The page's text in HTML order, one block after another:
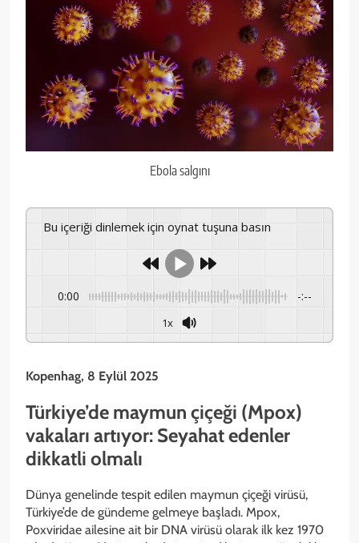
Ebola salgını
Bu içeriği dinlemek için oynat tuşuna basın
0:00 -:--
1x
Kopenhag, 8 Eylül 2025
Türkiye’de maymun çiçeği (Mpox)
vakaları artıyor: Seyahat edenler
dikkatli olmalı
Dünya genelinde tespit edilen maymun çiçeği virüsü,
Türkiye’de de gündeme gelmeye başladı. Mpox,
Poxviridae ailesine ait bir DNA virüsü olarak ilk kez 1970